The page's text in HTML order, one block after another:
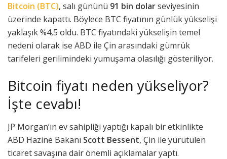
Bitcoin (BTC), salı gününü 91 bin dolarseviyesinin
üzerinde kapattı. Böylece BTC fiyatının günlük yükselişi
yaklaşık %4,5 oldu. BTC fiyatındaki yükselişin temel
nedeni olarak ise ABD ile Çin arasındaki gümrük
tarifeleri gerilimindeki yumuşama olasılığı gösteriliyor.
Bitcoin fiyatı neden yükseliyor?
İşte cevabı!
JP Morgan’ın ev sahipliği yaptığı kapalı bir etkinlikte
ABD Hazine Bakanı Scott Bessent, Çin ile yürütülen
ticaret savaşına dair önemli açıklamalar yaptı.